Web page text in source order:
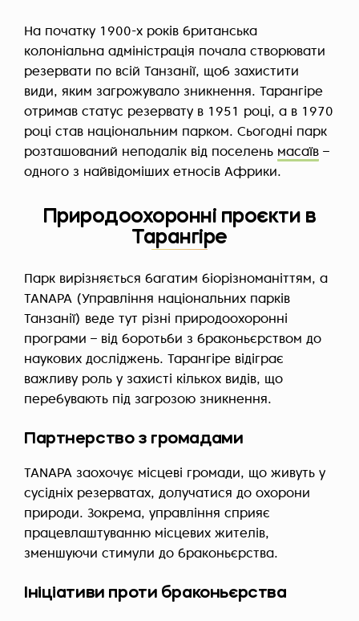
На початку 1900-х років британська
колоніальна адміністрація почала створювати
резервати по всій Танзанії, щоб захистити
види, яким загрожувало зникнення. Тарангіре
отримав статус резервату в 1951 році, а в 1970
році став національним парком. Сьогодні парк
розташований неподалік від поселень масаїв –
одного з найвідоміших етносів Африки.
Природоохоронні проєкти в
Тарангіре
Парк вирізняється багатим біорізноманіттям, а
TANAPA (Управління національних парків
Танзанії) веде тут різні природоохоронні
програми – від боротьби з браконьєрством до
наукових досліджень. Тарангіре відіграє
важливу роль у захисті кількох видів, що
перебувають під загрозою зникнення.
Партнерство з громадами
TANAPA заохочує місцеві громади, що живуть у
сусідніх резерватах, долучатися до охорони
природи. Зокрема, управління сприяє
працевлаштуванню місцевих жителів,
зменшуючи стимули до браконьєрства.
Ініціативи проти браконьєрства